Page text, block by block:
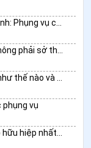
Bước vào bóng tối của Thứ Sáu Tuần Thánh: Phụng vụ của bóng tối (Tenebrae)
Phụng vụ nhằm cổ võ sự hiệp nhất, chứ không phải sở thích cá nhân
Bí tích Thánh Thể có những tên gọi khác như thế nào và chúng có ý nghĩa gì?
vụ
Tài liệu cho tuần Cầu nguyện cho các Kitô hữu hiệp nhất năm 2026